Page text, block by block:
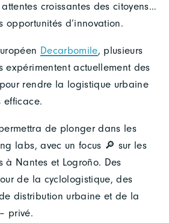
croissantes des citoyens…
opportunités d’innovation.
Decarbomile, plusieurs
expérimentent actuellement des
rendre la logistique urbaine
efficace.
de plonger dans les
labs, avec un focus 🔎 sur les
à Nantes et Logroño. Des
de la cyclologistique, des
distribution urbaine et de la
privé.